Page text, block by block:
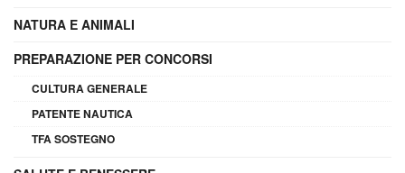
NATURA E ANIMALI
PREPARAZIONE PER CONCORSI
CULTURA GENERALE
PATENTE NAUTICA
TFA SOSTEGNO